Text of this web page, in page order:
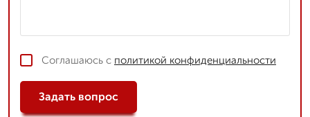
Соглашаюсь с политикой конфиденциальности
Задать вопрос